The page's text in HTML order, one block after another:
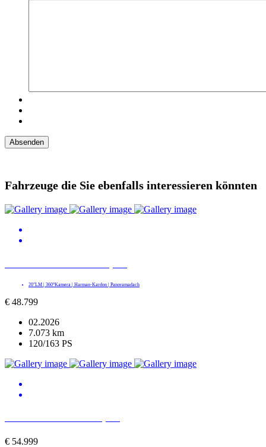
Fahrzeuge die Sie ebenfalls interessieren könnten
20"LM | 360°Kamera | Harman-Kardon | Panoramadach
€ 48.799
02.2026
7.073 km
120/163 PS
€ 54.999